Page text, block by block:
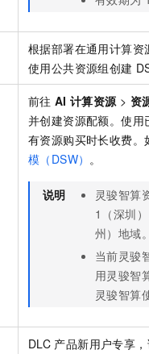
根据部署在通用计算资
使用公共资源组创建
前往 AI 计算资源 > 资
并创建资源配额。使
有资源购买时长收费
模（DSW） 。
说明 灵骏智算
1（深圳
州）地域。
当前灵骏
用灵骏智
灵骏智算
DLC 产品新用户专享